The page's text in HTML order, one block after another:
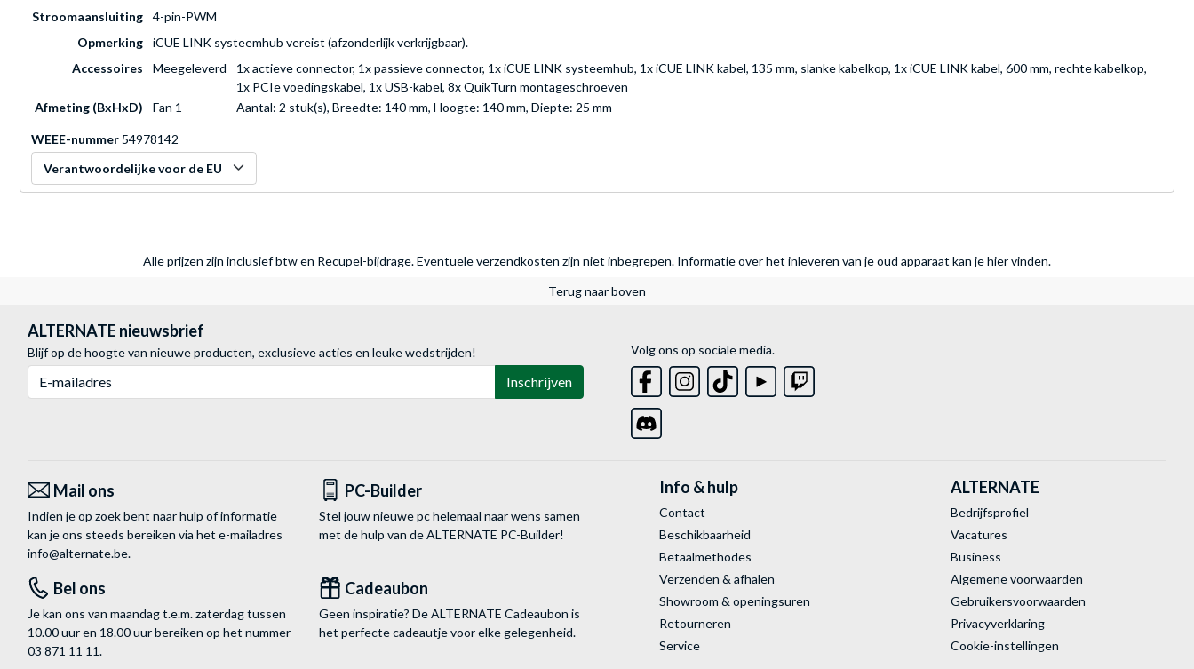
Stroomaansluiting
4-pin-PWM
Opmerking
iCUE LINK systeemhub vereist (afzonderlijk verkrijgbaar).
Accessoires
Meegeleverd
1x actieve connector, 1x passieve connector, 1x iCUE LINK systeemhub, 1x iCUE LINK kabel, 135 mm, slanke kabelkop, 1x iCUE LINK kabel, 600 mm, rechte kabelkop,
1x PCIe voedingskabel, 1x USB-kabel, 8x QuikTurn montageschroeven
Afmeting (BxHxD)
Fan 1 Aantal: 2 stuk(s), Breedte: 140 mm, Hoogte: 140 mm, Diepte: 25 mm
WEEE-nummer 54978142
Verantwoordelijke voor de EU
Alle prijzen zijn inclusief btw en Recupel-bijdrage. Eventuele verzendkosten zijn niet inbegrepen. Informatie over het inleveren van je oud apparaat kan je hier vinden.
Terug naar boven
ALTERNATE nieuwsbrief
Blijf op de hoogte van nieuwe producten, exclusieve acties en leuke wedstrijden!
Inschrijven
Volg ons op sociale media.
Mail ons
Indien je op zoek bent naar hulp of informatie
kan je ons steeds bereiken via het e-mailadres
info@alternate.be.
PC-Builder
Stel jouw nieuwe pc helemaal naar wens samen
met de hulp van de ALTERNATE PC-Builder!
Bel ons
Je kan ons van maandag t.e.m. zaterdag tussen
10.00 uur en 18.00 uur bereiken op het nummer
03 871 11 11.
Cadeaubon
Geen inspiratie? De ALTERNATE Cadeaubon is
het perfecte cadeautje voor elke gelegenheid.
Info & hulp
Contact
Beschikbaarheid
Betaalmethodes
Verzenden & afhalen
Showroom & openingsuren
Retourneren
Service
ALTERNATE
Bedrijfsprofiel
Vacatures
Business
Algemene voorwaarden
Gebruikersvoorwaarden
Privacyverklaring
Cookie-instellingen